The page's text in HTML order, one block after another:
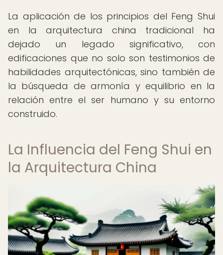
La aplicación de los principios del Feng Shui
en la arquitectura china tradicional ha
dejado un legado significativo, con
edificaciones que no solo son testimonios de
habilidades arquitectónicas, sino también de
la búsqueda de armonía y equilibrio en la
relación entre el ser humano y su entorno
construido.
La Influencia del Feng Shui en
la Arquitectura China